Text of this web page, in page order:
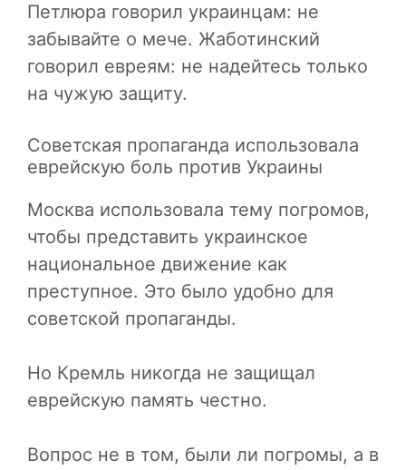
Петлюра говорил украинцам: не
забывайте о мече. Жаботинский
говорил евреям: не надейтесь только
на чужую защиту.
Советская пропаганда использовала
еврейскую боль против Украины
Москва использовала тему погромов,
чтобы представить украинское
национальное движение как
преступное. Это было удобно для
советской пропаганды.
Но Кремль никогда не защищал
еврейскую память честно.
Вопрос не в том, были ли погромы, а в